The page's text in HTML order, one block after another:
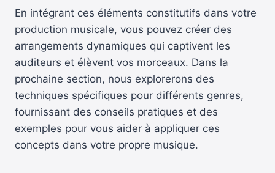
En intégrant ces éléments constitutifs dans votre
production musicale, vous pouvez créer des
arrangements dynamiques qui captivent les
auditeurs et élèvent vos morceaux. Dans la
prochaine section, nous explorerons des
techniques spécifiques pour différents genres,
fournissant des conseils pratiques et des
exemples pour vous aider à appliquer ces
concepts dans votre propre musique.